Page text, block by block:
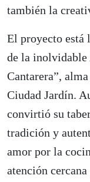
también la
El proyecto está
de la inolvidable
Cantarera”,
Ciudad Jardín.
convirtió su
tradición y
amor por la
atención